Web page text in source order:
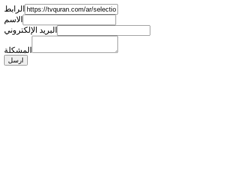
الرابط
الاسم
البريد الإلكتروني
المشكلة
ارسل